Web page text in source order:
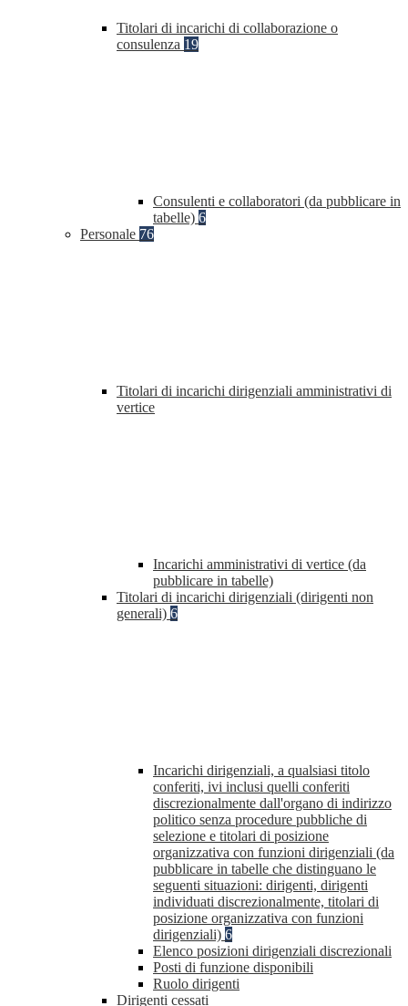
Titolari di incarichi di collaborazione o
consulenza 19
Consulenti e collaboratori (da pubblicare in
tabelle) 6
Personale 76
Titolari di incarichi dirigenziali amministrativi di
vertice
Incarichi amministrativi di vertice (da
pubblicare in tabelle)
Titolari di incarichi dirigenziali (dirigenti non
generali) 6
Incarichi dirigenziali, a qualsiasi titolo
conferiti, ivi inclusi quelli conferiti
discrezionalmente dall'organo di indirizzo
politico senza procedure pubbliche di
selezione e titolari di posizione
organizzativa con funzioni dirigenziali (da
pubblicare in tabelle che distinguano le
seguenti situazioni: dirigenti, dirigenti
individuati discrezionalmente, titolari di
posizione organizzativa con funzioni
dirigenziali) 6
Elenco posizioni dirigenziali discrezionali
Posti di funzione disponibili
Ruolo dirigenti
Dirigenti cessati